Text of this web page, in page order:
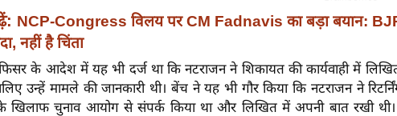
NCP-Congress विलय पर CM Fadnavis का बड़ा बयान:
नहीं है चिंता
के आदेश में यह भी दर्ज था कि नटराजन ने शिकायत की कार्यवाही में
उन्हें मामले की जानकारी थी। बेंच ने यह भी गौर किया कि नटराजन ने
चुनाव आयोग से संपर्क किया था और लिखित में अपनी बात रखी थी।